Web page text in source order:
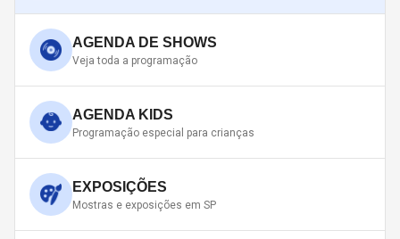
AGENDA DE SHOWS
Veja toda a programação
AGENDA KIDS
Programação especial para crianças
EXPOSIÇÕES
Mostras e exposições em SP